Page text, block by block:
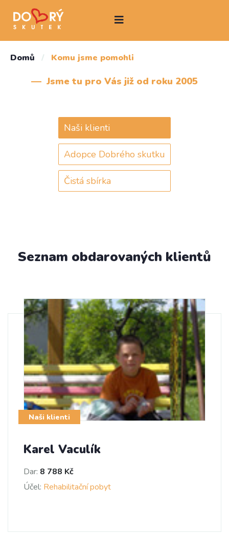
Domů / Komu jsme pomohli
Jsme tu pro Vás již od roku 2005
Naši klienti
Adopce Dobrého skutku
Čistá sbírka
Seznam obdarovaných klientů
Naši klienti
Karel Vaculík
Dar: 8 788 Kč
Účel: Rehabilitační pobyt